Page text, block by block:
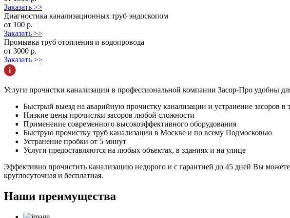
Заказать >>
Диагностика канализационных труб эндоскопом
от 100 р.
Заказать >>
Промывка труб отопления и водопровода
от 3000 р.
Заказать >>
Услуги прочистки канализации в профессиональной компании Засор-Про удобны
Быстрый выезд на аварийную прочистку канализации и устранение засоров
Низкие цены прочистки засоров любой сложности
Применение современного высокоэффективного оборудования
Быструю прочистку труб канализации в Москве и по всему Подмосковью
Устранение пробки от 5 минут
Услуги предоставляются на любых объектах, в зданиях и на улице
Эффективно прочистить канализацию недорого и с гарантией до 45 дней Вы
круглосуточная и бесплатная.
Наши преимущества